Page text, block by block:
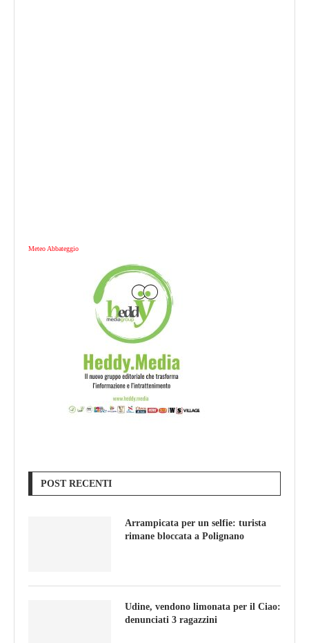
Meteo Abbateggio
POST RECENTI
Arrampicata per un selfie: turista
rimane bloccata a Polignano
Udine, vendono limonata per il Ciao:
denunciati 3 ragazzini